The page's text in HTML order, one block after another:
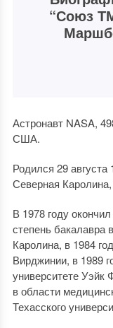
“Союз
Астронавт NASA,
США.
Родился 29
Северная
В 1978 году
степень бакалавра
Каролина, в 1984
Вирджинии, в 1989
университете Уэйк
в области
Техасского